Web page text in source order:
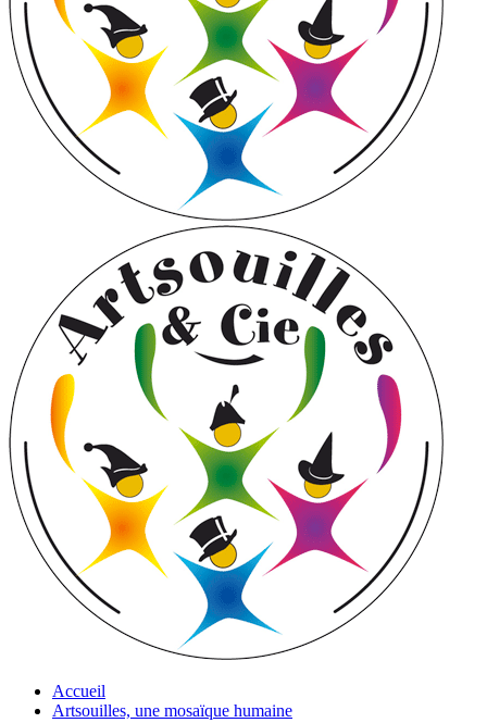
Accueil
Artsouilles, une mosaïque humaine